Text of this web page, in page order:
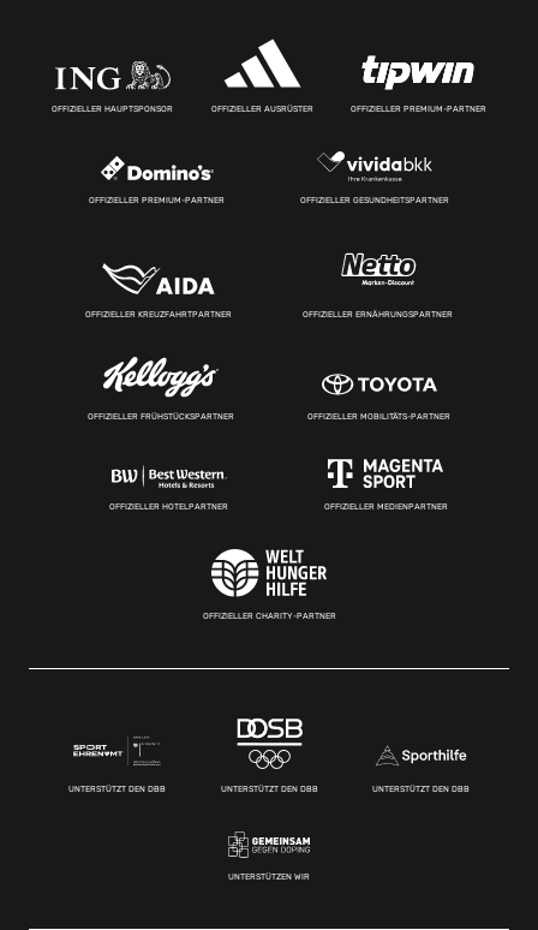
OFFIZIELLER HAUPTSPONSOR OFFIZIELLER AUSRÜSTER OFFIZIELLER PREMIUM-PARTNER
OFFIZIELLER PREMIUM-PARTNER OFFIZIELLER GESUNDHEITSPARTNER
OFFIZIELLER KREUZFAHRTPARTNER OFFIZIELLER ERNÄHRUNGSPARTNER
OFFIZIELLER FRÜHSTÜCKSPARTNER OFFIZIELLER MOBILITÄTS-PARTNER
OFFIZIELLER HOTELPARTNER OFFIZIELLER MEDIENPARTNER
OFFIZIELLER CHARITY-PARTNER
UNTERSTÜTZT DEN DBB UNTERSTÜTZT DEN DBB UNTERSTÜTZT DEN DBB
UNTERSTÜTZEN WIR